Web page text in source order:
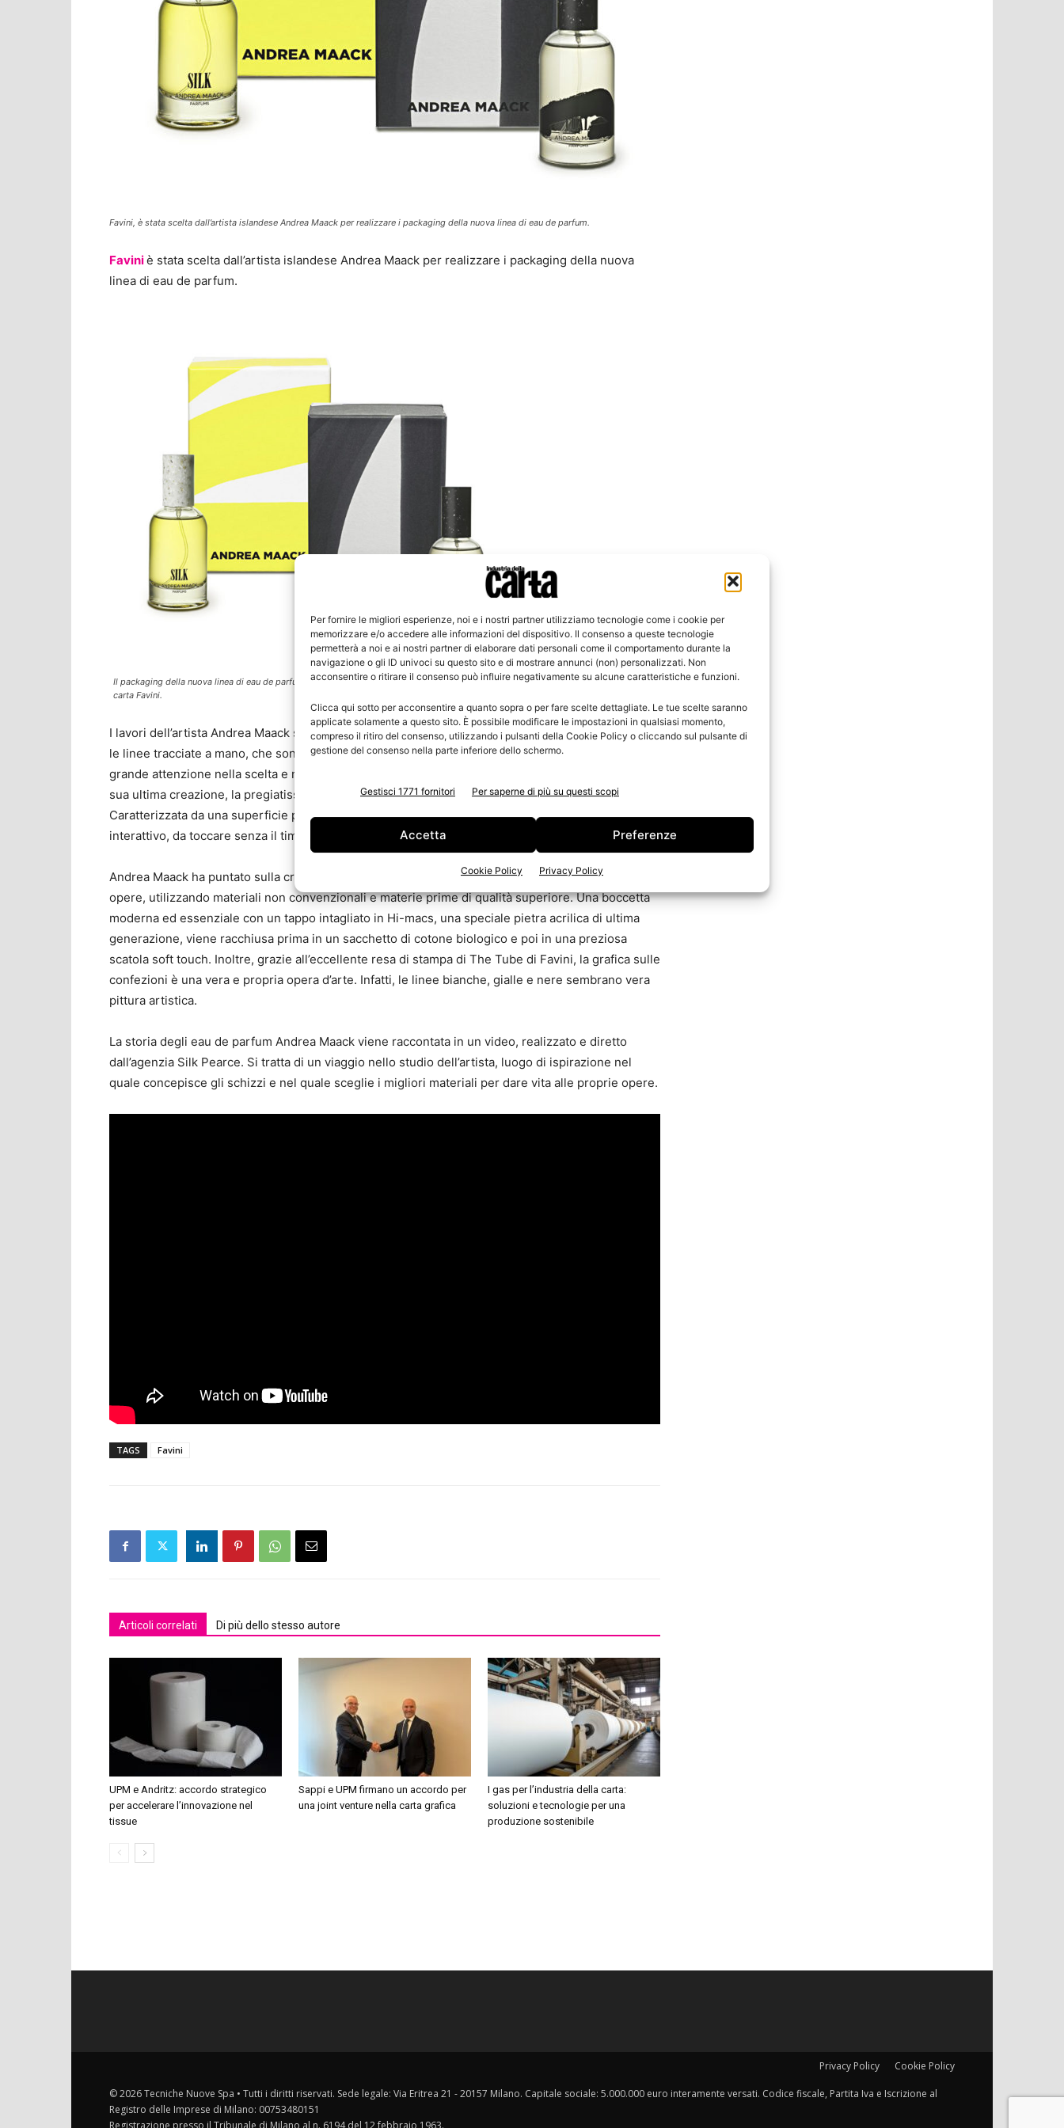
Per fornire le migliori esperienze, noi e i nostri partner utilizziamo tecnologie come i cookie per
memorizzare e/o accedere alle informazioni del dispositivo. Il consenso a queste tecnologie
permetterà a noi e ai nostri partner di elaborare dati personali come il comportamento durante la
navigazione o gli ID univoci su questo sito e di mostrare annunci (non) personalizzati. Non
acconsentire o ritirare il consenso può influire negativamente su alcune caratteristiche e funzioni.
Clicca qui sotto per acconsentire a quanto sopra o per fare scelte dettagliate. Le tue scelte saranno
applicate solamente a questo sito. È possibile modificare le impostazioni in qualsiasi momento,
compreso il ritiro del consenso, utilizzando i pulsanti della Cookie Policy o cliccando sul pulsante di
gestione del consenso nella parte inferiore dello schermo.
Gestisci 1771 fornitori Per saperne di più su questi scopi
Accetta Preferenze
Cookie Policy Privacy Policy
Favini, è stata scelta dall’artista islandese Andrea Maack per realizzare i packaging della nuova linea di eau de parfum.
Faviniè stata scelta dall’artista islandese Andrea Maack per realizzare i packaging della nuova
linea di eau de parfum.
Il packaging della nuova linea di eau de parfum dell’islandese Andrea Maack è stata realizzata su
carta Favini.
I lavori dell’artista Andrea Maack spaziano tra arte, moda e profumi con un comun denominatore:
le linee tracciate a mano, che sono la firma delle sue opere. La creatività, la cura del dettaglio, la
grande attenzione nella scelta e nell’impiego dei materiali hanno portato l’artista a scegliere, per la
sua ultima creazione, la pregiatissima The Tube di Favini, la carta dal piacevole effetto tattile.
Caratterizzata da una superficie profondamente opaca, The Tube offre la scoperta di un materiale
interattivo, da toccare senza il timore di lasciare impronte e che coinvolge profondamente i sensi.
Andrea Maack ha puntato sulla creazione di un packaging dal look minimalista, ispirato alle proprie
opere, utilizzando materiali non convenzionali e materie prime di qualità superiore. Una boccetta
moderna ed essenziale con un tappo intagliato in Hi-macs, una speciale pietra acrilica di ultima
generazione, viene racchiusa prima in un sacchetto di cotone biologico e poi in una preziosa
scatola soft touch. Inoltre, grazie all’eccellente resa di stampa di The Tube di Favini, la grafica sulle
confezioni è una vera e propria opera d’arte. Infatti, le linee bianche, gialle e nere sembrano vera
pittura artistica.
La storia degli eau de parfum Andrea Maack viene raccontata in un video, realizzato e diretto
dall’agenzia Silk Pearce. Si tratta di un viaggio nello studio dell’artista, luogo di ispirazione nel
quale concepisce gli schizzi e nel quale sceglie i migliori materiali per dare vita alle proprie opere.
TAGS Favini
Articoli correlati Di più dello stesso autore
UPM e Andritz: accordo strategico
per accelerare l’innovazione nel
tissue
Sappi e UPM firmano un accordo per
una joint venture nella carta grafica
I gas per l’industria della carta:
soluzioni e tecnologie per una
produzione sostenibile
Privacy Policy Cookie Policy
© 2026 Tecniche Nuove Spa • Tutti i diritti riservati. Sede legale: Via Eritrea 21 - 20157 Milano. Capitale sociale: 5.000.000 euro interamente versati. Codice fiscale, Partita Iva e Iscrizione al
Registro delle Imprese di Milano: 00753480151